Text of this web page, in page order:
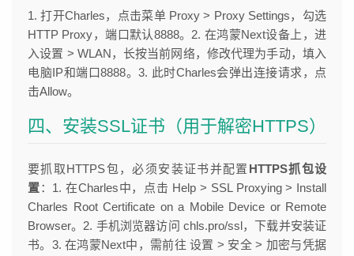
1. 打开Charles，点击菜单 Proxy > Proxy Settings，勾选
HTTP Proxy，端口默认8888。2. 在鸿蒙Next设备上，进
入设置 > WLAN，长按当前网络，修改代理为手动，填入
电脑IP和端口8888。3. 此时Charles会弹出连接请求，点
击Allow。
四、安装SSL证书（用于解密HTTPS）
要抓取HTTPS包，必须安装证书并配置 HTTPS抓包设
置：1. 在Charles中，点击 Help > SSL Proxying > Install
Charles Root Certificate on a Mobile Device or Remote
Browser。2. 手机浏览器访问 chls.pro/ssl，下载并安装证
书。3. 在鸿蒙Next中，需前往 设置 > 安全 > 加密与凭据